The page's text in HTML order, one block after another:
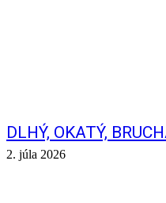
DLHÝ, OKATÝ,
2. júla 2026